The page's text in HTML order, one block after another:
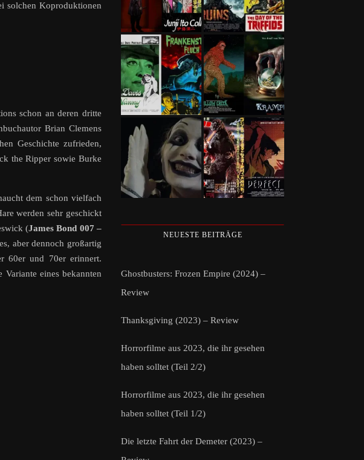
solchen Koproduktionen
schon an deren dritte
Brian Clemens
Geschichte zufrieden,
the Ripper sowie Burke
dem schon vielfach
werden sehr geschickt
(James Bond 007 –
aber dennoch großartig
60er und 70er erinnert.
eines bekannten
NEUESTE BEITRÄGE
Ghostbusters: Frozen Empire (2024) –
Review
Thanksgiving (2023) – Review
Horrorfilme aus 2023, die ihr gesehen
haben solltet (Teil 2/2)
Horrorfilme aus 2023, die ihr gesehen
haben solltet (Teil 1/2)
Die letzte Fahrt der Demeter (2023) –